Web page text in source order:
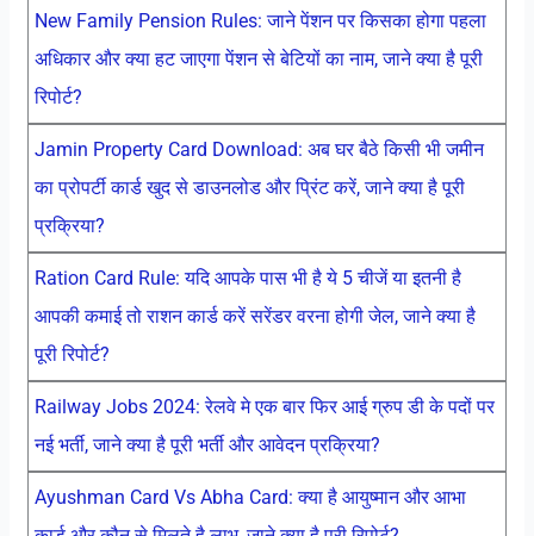
New Family Pension Rules: जाने पेंशन पर किसका होगा पहला
अधिकार और क्या हट जाएगा पेंशन से बेटियों का नाम, जाने क्या है पूरी
रिपोर्ट?
Jamin Property Card Download: अब घर बैठे किसी भी जमीन
का प्रोपर्टी कार्ड खुद से डाउनलोड और प्रिंट करें, जाने क्या है पूरी
प्रक्रिया?
Ration Card Rule: यदि आपके पास भी है ये 5 चीजें या इतनी है
आपकी कमाई तो राशन कार्ड करें सरेंडर वरना होगी जेल, जाने क्या है
पूरी रिपोर्ट?
Railway Jobs 2024: रेलवे मे एक बार फिर आई ग्रुप डी के पदों पर
नई भर्ती, जाने क्या है पूरी भर्ती और आवेदन प्रक्रिया?
Ayushman Card Vs Abha Card: क्या है आयुष्मान और आभा